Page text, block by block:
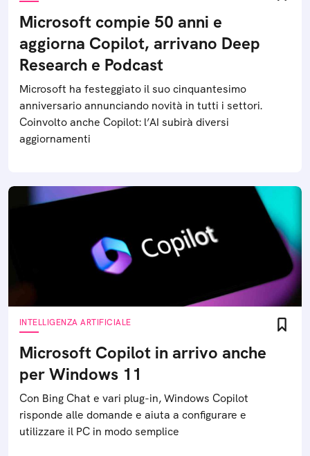
Microsoft compie 50 anni e
aggiorna Copilot, arrivano Deep
Research e Podcast
Microsoft ha festeggiato il suo cinquantesimo
anniversario annunciando novità in tutti i settori.
Coinvolto anche Copilot: l’AI subirà diversi
aggiornamenti
INTELLIGENZA ARTIFICIALE
Microsoft Copilot in arrivo anche
per Windows 11
Con Bing Chat e vari plug-in, Windows Copilot
risponde alle domande e aiuta a configurare e
utilizzare il PC in modo semplice